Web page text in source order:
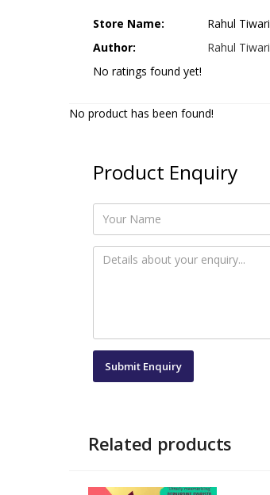
Store Name:
Rahul Tiwari
Author:
Rahul Tiwari
No ratings found yet!
No product has been found!
Product Enquiry
Related products